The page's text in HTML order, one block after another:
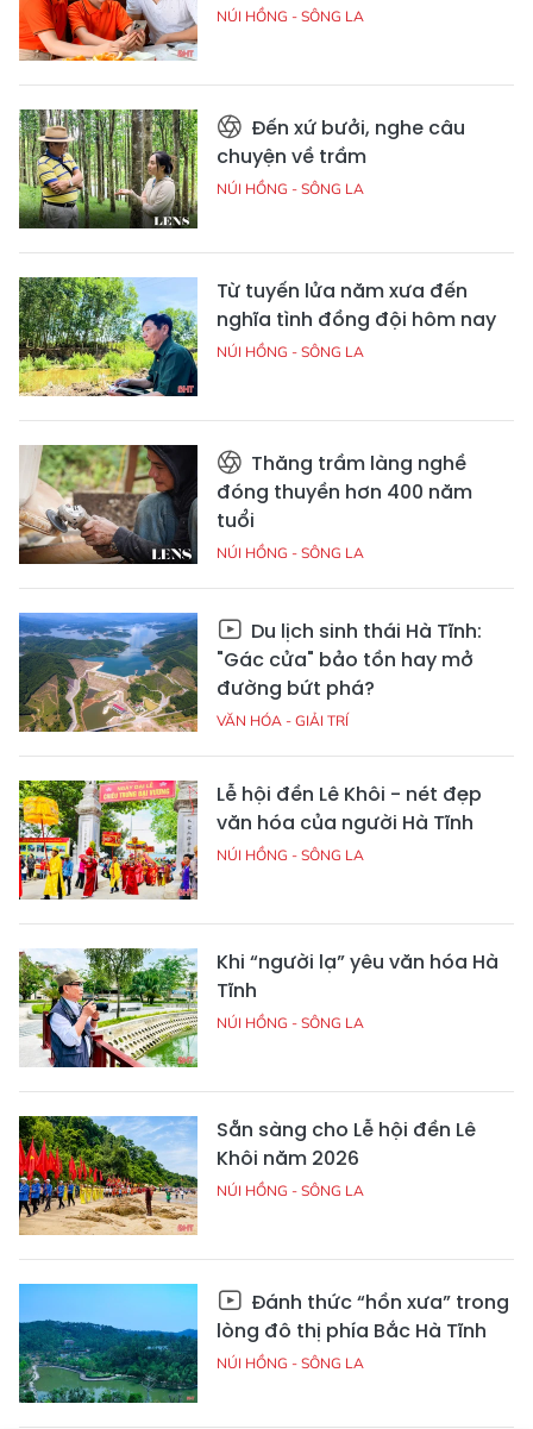
NÚI HỒNG - SÔNG LA
Đến xứ bưởi, nghe câu
chuyện về trầm
NÚI HỒNG - SÔNG LA
Từ tuyến lửa năm xưa đến
nghĩa tình đồng đội hôm nay
NÚI HỒNG - SÔNG LA
Thăng trầm làng nghề
đóng thuyền hơn 400 năm
tuổi
NÚI HỒNG - SÔNG LA
Du lịch sinh thái Hà Tĩnh:
"Gác cửa" bảo tồn hay mở
đường bứt phá?
VĂN HÓA - GIẢI TRÍ
Lễ hội đền Lê Khôi - nét đẹp
văn hóa của người Hà Tĩnh
NÚI HỒNG - SÔNG LA
Khi “người lạ” yêu văn hóa Hà
Tĩnh
NÚI HỒNG - SÔNG LA
Sẵn sàng cho Lễ hội đền Lê
Khôi năm 2026
NÚI HỒNG - SÔNG LA
Đánh thức “hồn xưa” trong
lòng đô thị phía Bắc Hà Tĩnh
NÚI HỒNG - SÔNG LA